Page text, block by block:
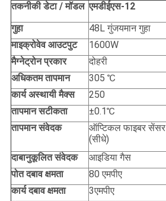
तकनीकी डेटा / मॉडल एमडीईएस-12
गुहा
48L गुंजयमान गुहा
माइक्रोवेव आउटपुट
1600W
मैग्नेट्रोन प्रकार
दोहरी
अधिकतम तापमान
305 ℃
कार्य अस्थायी मैक्स
250
तापमान सटीकता
±0.1℃
तापमान संवेदक
ऑप्टिकल फाइबर सेंसर
(सीधे)
दाबानुकूलित संवेदक
आइडिया गैस
पोत दबाव क्षमता
80 एमपीए
कार्य दबाव क्षमता
3एमपीए